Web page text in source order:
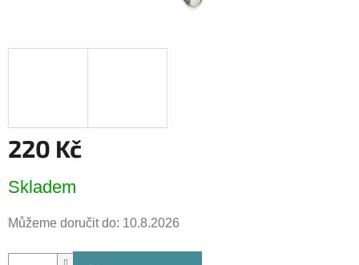
220 Kč
cena:
Skladem
Můžeme doručit do: 10.8.2026